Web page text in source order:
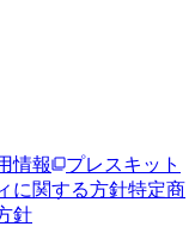
情報
プレスキット
に関する方針特定商
針